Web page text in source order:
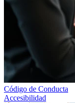
Código de Conducta
Accesibilidad